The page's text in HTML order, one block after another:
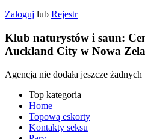
Zaloguj lub Rejestr
Klub naturystów i saun:
Auckland City w Nowa
Agencja nie dodała jeszcze
Top kategoria
Home
Topową eskorty
Kontakty seksu